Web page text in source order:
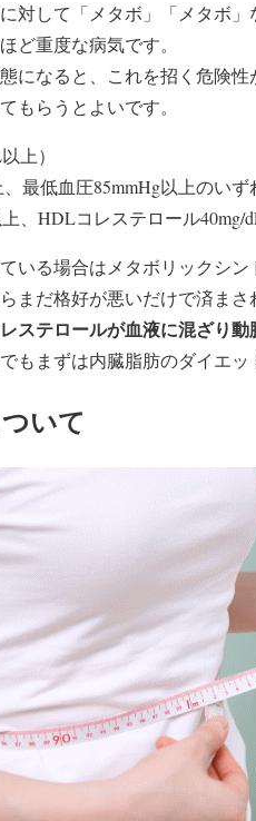
対して「メタボ」「メタボ
ど重度な病気です。
になると、これを招く危険
もらうとよいです。
上）
最低血圧85mmHg以上のいず
、HDLコレステロール40mg/
いる場合はメタボリックシ
まだ格好が悪いだけで済ま
ステロールが血液に混ざり
もまずは内臓脂肪のダイエッ
いて